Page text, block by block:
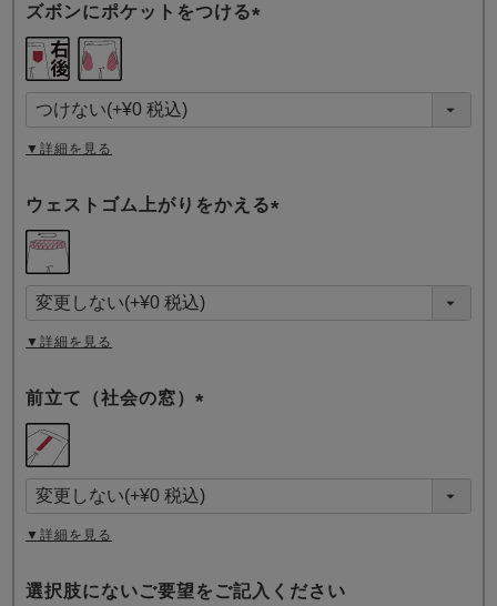
ズボンにポケットをつける
須
)
▼詳細を見る
ウェストゴム上がりをかえる
須
)
▼詳細を見る
前立て（社会の窓）
須
)
▼詳細を見る
選択肢にないご要望をご記入ください